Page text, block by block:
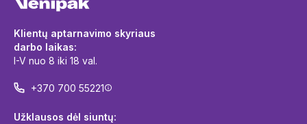
Klientų aptarnavimo skyriaus
darbo laikas:
I-V nuo 8 iki 18 val.
+370 700 55221
Užklausos dėl siuntų: